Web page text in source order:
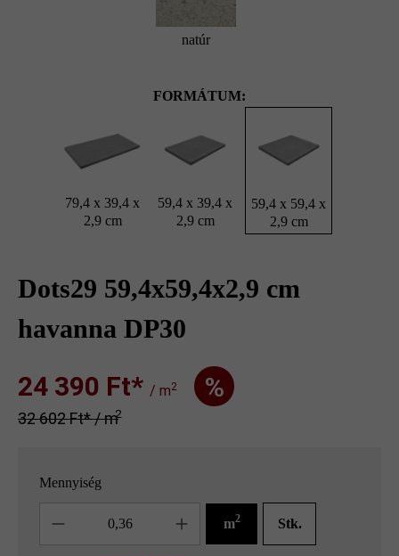
natúr
FORMÁTUM:
79,4 x 39,4 x
2,9 cm
59,4 x 39,4 x
2,9 cm
59,4 x 59,4 x
2,9 cm
Dots29 59,4x59,4x2,9 cm
havanna DP30
24 390 Ft‎‎‎* / m2 %
32 602 Ft‎‎‎* / m2
Mennyiség
m2 Stk.